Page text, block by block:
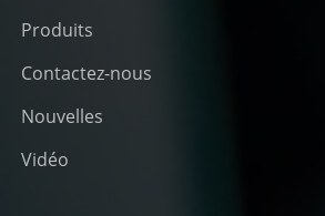
Produits
Contactez-nous
Nouvelles
Vidéo